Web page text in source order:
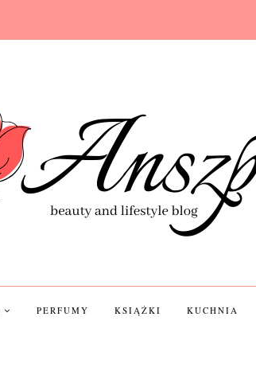
PERFUMY KSIĄŻKI KUCHNIA